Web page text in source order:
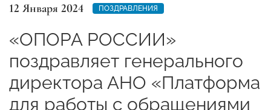
12 Января 2024 ПОЗДРАВЛЕНИЯ
«ОПОРА РОССИИ»
поздравляет генерального
директора АНО «Платформа
для работы с обращениями